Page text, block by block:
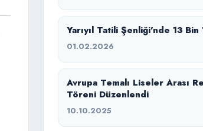
Yarıyıl Tatili Şenliği’nde 13 Bin
01.02.2026
Avrupa Temalı Liseler Arası
Töreni Düzenlendi
10.10.2025